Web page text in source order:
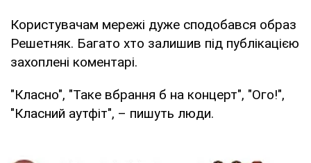
Користувачам мережі дуже сподобався образ
Решетняк. Багато хто залишив під публікацією
захоплені коментарі.
"Класно", "Таке вбрання б на концерт", "Ого!",
"Класний аутфіт", – пишуть люди.